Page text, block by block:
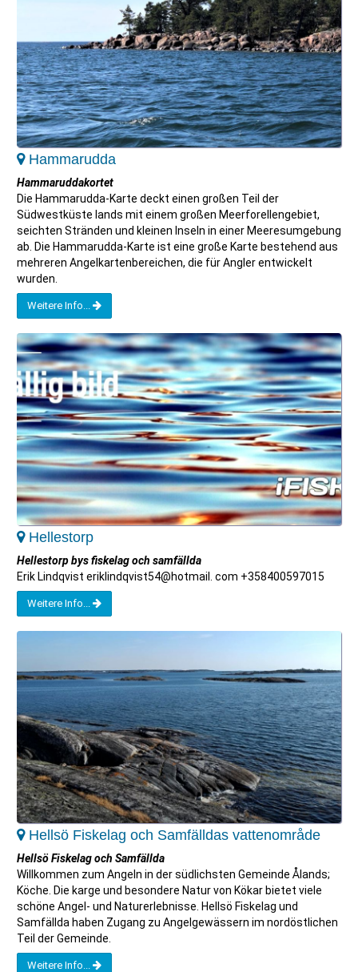
Hammarudda
Hammaruddakortet
Die Hammarudda-Karte deckt einen großen Teil der
Südwestküste lands mit einem großen Meerforellengebiet,
seichten Stränden und kleinen Inseln in einer Meeresumgebung
ab. Die Hammarudda-Karte ist eine große Karte bestehend aus
mehreren Angelkartenbereichen, die für Angler entwickelt
wurden.
Weitere Info...
Hellestorp
Hellestorp bys fiskelag och samfällda
Erik Lindqvist eriklindqvist54@hotmail. com +358400597015
Weitere Info...
Hellsö Fiskelag och Samfälldas vattenområde
Hellsö Fiskelag och Samfällda
Willkommen zum Angeln in der südlichsten Gemeinde Ålands;
Köche. Die karge und besondere Natur von Kökar bietet viele
schöne Angel- und Naturerlebnisse. Hellsö Fiskelag und
Samfällda haben Zugang zu Angelgewässern im nordöstlichen
Teil der Gemeinde.
Weitere Info...